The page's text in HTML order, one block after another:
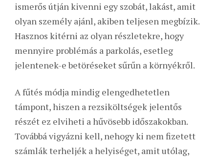
ismerős útján kivenni egy szobát, lakást, amit
olyan személy ajánl, akiben teljesen megbízik.
Hasznos kitérni az olyan részletekre, hogy
mennyire problémás a parkolás, esetleg
jelentenek-e betöréseket sűrűn a környékről.
A fűtés módja mindig elengedhetetlen
támpont, hiszen a rezsiköltségek jelentős
részét ez elviheti a hűvösebb időszakokban.
Továbbá vigyázni kell, nehogy ki nem fizetett
számlák terheljék a helyiséget, amit utólag,